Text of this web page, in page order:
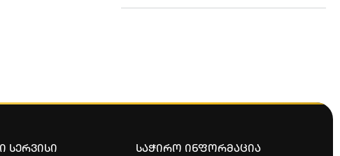
სერვისი საჭირო ინფორმაცია